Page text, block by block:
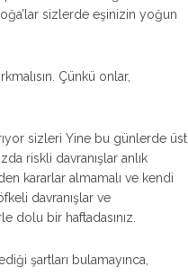
sizlerde eşinizin yoğun
Çünkü onlar,
sizleri Yine bu günlerde üst
riskli davranışlar anlık
kararlar almamalı ve kendi
davranışlar ve
dolu bir haftadasınız.
şartları bulamayınca,